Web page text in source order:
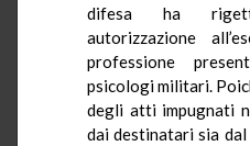
difesa ha
autorizzazione
professione
psicologi militari.
degli atti impugnati
dai destinatari sia